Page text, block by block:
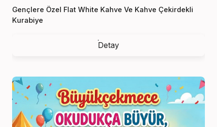
Gençlere Özel Flat White Kahve Ve Kahve Çekirdekli
Kurabiye
Detay